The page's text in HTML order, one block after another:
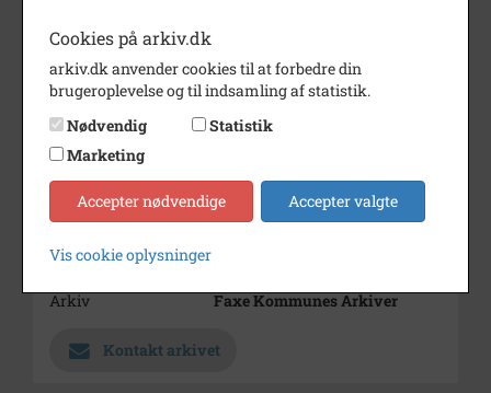
Årstal
1920
Fotograf
Se på kort
Type
Kommune (1970-2050)
Enhed
Arkiv
Faxe Kommunes Arkiver
Kontakt arkivet
Cookies på arkiv.dk
arkiv.dk anvender cookies til at forbedre din
brugeroplevelse og til indsamling af statistik.
Nødvendig
Statistik
Marketing
Accepter nødvendige Accepter valgte
Vis cookie oplysninger